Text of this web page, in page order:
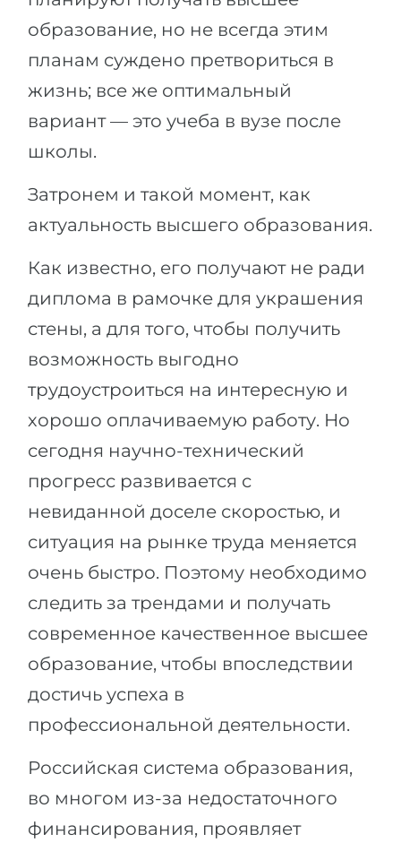
образование, но не всегда этим
планам суждено претвориться в
жизнь; все же оптимальный
вариант — это учеба в вузе после
школы.
Затронем и такой момент, как
актуальность высшего образования.
Как известно, его получают не ради
диплома в рамочке для украшения
стены, а для того, чтобы получить
возможность выгодно
трудоустроиться на интересную и
хорошо оплачиваемую работу. Но
сегодня научно-технический
прогресс развивается с
невиданной доселе скоростью, и
ситуация на рынке труда меняется
очень быстро. Поэтому необходимо
следить за трендами и получать
современное качественное высшее
образование, чтобы впоследствии
достичь успеха в
профессиональной деятельности.
Российская система образования,
во многом из-за недостаточного
финансирования, проявляет